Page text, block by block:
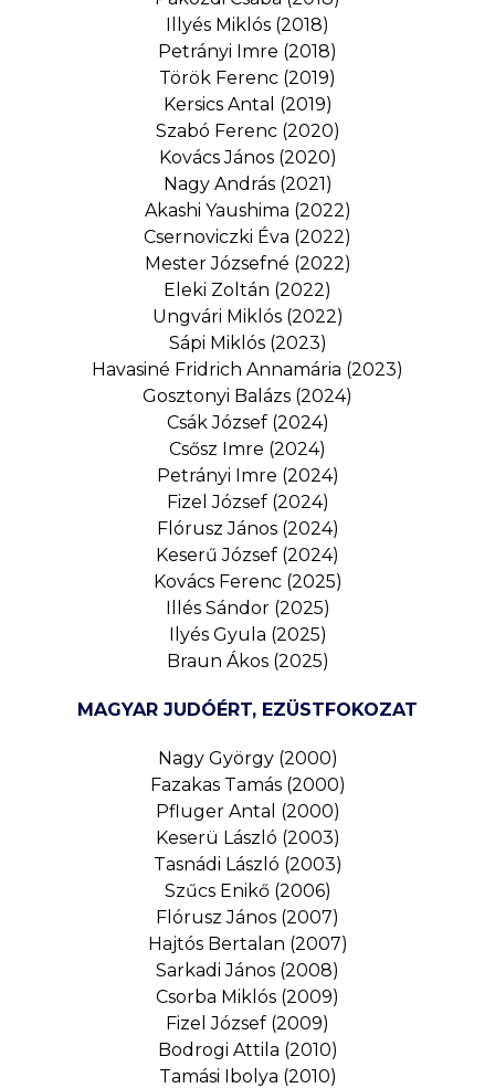
Illyés Miklós (2018)
Petrányi Imre (2018)
Török Ferenc (2019)
Kersics Antal (2019)
Szabó Ferenc (2020)
Kovács János (2020)
Nagy András (2021)
Akashi Yaushima (2022)
Csernoviczki Éva (2022)
Mester Józsefné (2022)
Eleki Zoltán (2022)
Ungvári Miklós (2022)
Sápi Miklós (2023)
Havasiné Fridrich Annamária (2023)
Gosztonyi Balázs (2024)
Csák József (2024)
Csősz Imre (2024)
Petrányi Imre (2024)
Fizel József (2024)
Flórusz János (2024)
Keserű József (2024)
Kovács Ferenc (2025)
Illés Sándor (2025)
Ilyés Gyula (2025)
Braun Ákos (2025)
MAGYAR JUDÓÉRT, EZÜSTFOKOZAT
Nagy György (2000)
Fazakas Tamás (2000)
Pfluger Antal (2000)
Keserü László (2003)
Tasnádi László (2003)
Szűcs Enikő (2006)
Flórusz János (2007)
Hajtós Bertalan (2007)
Sarkadi János (2008)
Csorba Miklós (2009)
Fizel József (2009)
Bodrogi Attila (2010)
Tamási Ibolya (2010)